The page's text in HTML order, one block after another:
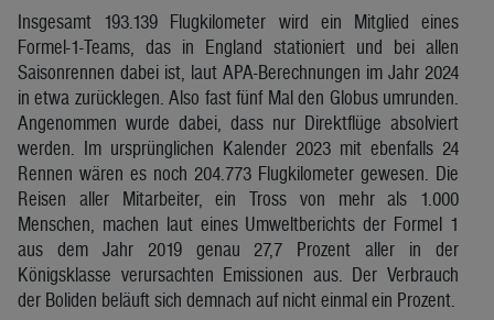
Insgesamt 193.139 Flugkilometer wird ein Mitglied eines
Formel-1-Teams, das in England stationiert und bei allen
Saisonrennen dabei ist, laut APA-Berechnungen im Jahr 2024
in etwa zurücklegen. Also fast fünf Mal den Globus umrunden.
Angenommen wurde dabei, dass nur Direktflüge absolviert
werden. Im ursprünglichen Kalender 2023 mit ebenfalls 24
Rennen wären es noch 204.773 Flugkilometer gewesen. Die
Reisen aller Mitarbeiter, ein Tross von mehr als 1.000
Menschen, machen laut eines Umweltberichts der Formel 1
aus dem Jahr 2019 genau 27,7 Prozent aller in der
Königsklasse verursachten Emissionen aus. Der Verbrauch
der Boliden beläuft sich demnach auf nicht einmal ein Prozent.